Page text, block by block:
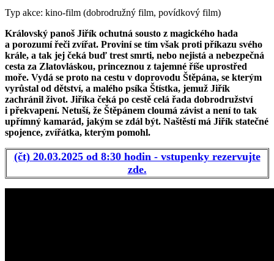
Typ akce: kino-film (dobrodružný film, povídkový film)
Královský panoš Jiřík ochutná sousto z magického hada
a porozumí řeči zvířat. Proviní se tím však proti příkazu svého
krále, a tak jej čeká buď trest smrti, nebo nejistá a nebezpečná
cesta za Zlatovláskou, princeznou z tajemné říše uprostřed
moře. Vydá se proto na cestu v doprovodu Štěpána, se kterým
vyrůstal od dětství, a malého psíka Štístka, jemuž Jiřík
zachránil život. Jiříka čeká po cestě celá řada dobrodružství
i překvapení. Netuší, že Štěpánem cloumá závist a není to tak
upřímný kamarád, jakým se zdál být. Naštěstí má Jiřík statečné
spojence, zvířátka, kterým pomohl.
(čt) 20.03.2025 od 8:30 hodin - vstupenky rezervujte
zde.